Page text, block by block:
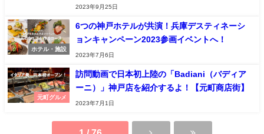
2023年9月25日
ホテル・施設
6つの神戸ホテルが共演！兵庫デスティネーシ
ョンキャンペーン2023参画イベントへ！
2023年7月6日
元町グルメ
訪問動画で日本初上陸の「Badiani（バディア
ーニ）」神戸店を紹介するよ！【元町商店街】
2023年7月1日